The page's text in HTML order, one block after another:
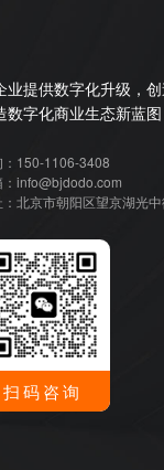
业提供数字化升级，
数字化商业生态新蓝图
：150-1106-3408
：info@bjdodo.com
：北京市朝阳区望京湖光
扫码咨询